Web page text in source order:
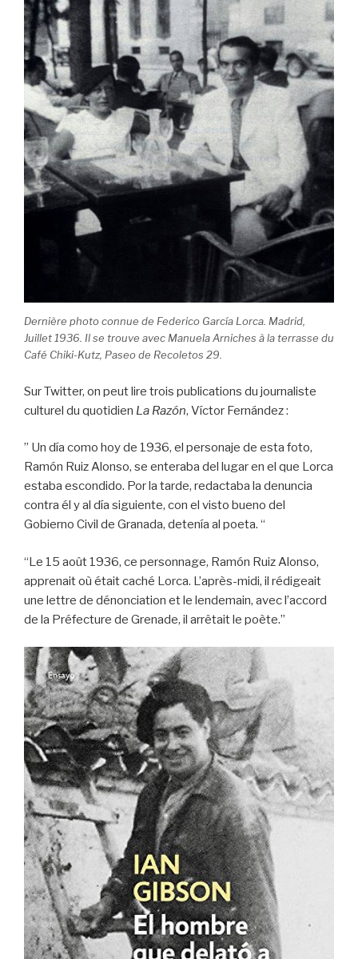
Dernière photo connue de Federico García Lorca. Madrid,
Juillet 1936. Il se trouve avec Manuela Arniches à la terrasse du
Café Chiki-Kutz, Paseo de Recoletos 29.
Sur Twitter, on peut lire trois publications du journaliste
culturel du quotidien La Razón, Víctor Fernández :
” Un día como hoy de 1936, el personaje de esta foto,
Ramón Ruiz Alonso, se enteraba del lugar en el que Lorca
estaba escondido. Por la tarde, redactaba la denuncia
contra él y al día siguiente, con el visto bueno del
Gobierno Civil de Granada, detenía al poeta. “
“Le 15 août 1936, ce personnage, Ramón Ruiz Alonso,
apprenait où était caché Lorca. L’après-midi, il rédigeait
une lettre de dénonciation et le lendemain, avec l’accord
de la Préfecture de Grenade, il arrêtait le poète.”